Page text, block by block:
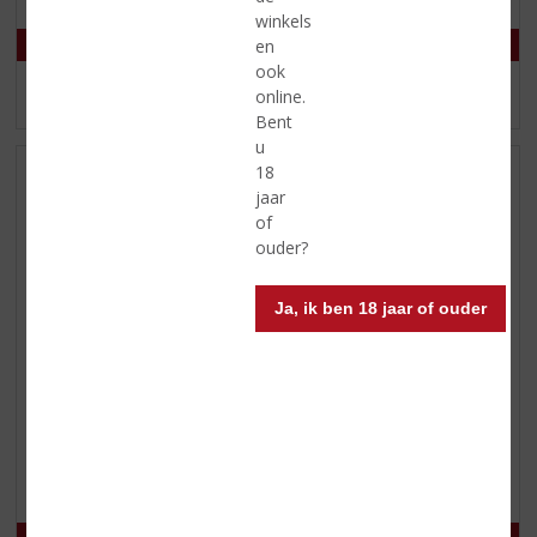
winkels
en
ook
online.
Bent
u
18
jaar
of
ouder?
Ja, ik ben 18 jaar of ouder
MEER INFO